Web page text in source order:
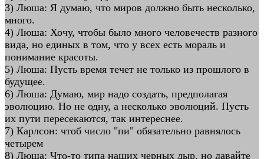
3) Люша: Я думаю, что миров должно быть несколько,
много.
4) Люша: Хочу, чтобы было много человечеств разного
вида, но единых в том, что у всех есть мораль и
понимание красоты.
5) Люша: Пусть время течет не только из прошлого в
будущее.
6) Люша: Думаю, мир надо создать, предполагая
эволюцию. Но не одну, а несколько эволюций. Пусть
их пути пересекаются, так интереснее.
7) Карлсон: чтоб число "пи" обязательно равнялось
четырем
8) Люша: Что-то типа наших черных дыр, но давайте